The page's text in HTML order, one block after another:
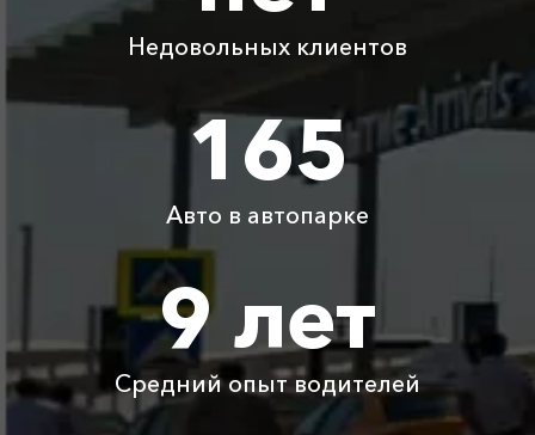
3550 ₽
Благовещенская
5320 ₽
1530 ₽
Ожидание машины Бесплатно Бесплатно Бесплатно Бесплатно
Аренда автомобиля
Недовольных клиентов
165
Авто в автопарке
9 лет
Средний опыт водителей